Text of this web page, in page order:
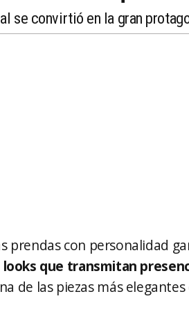
se convirtió en la gran
con personalidad
que transmitan
de las piezas más